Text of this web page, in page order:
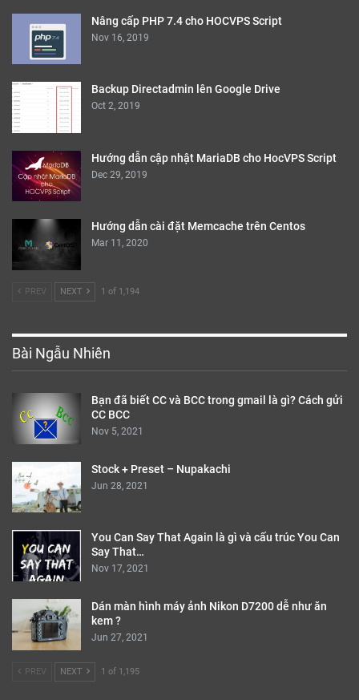
Nâng cấp PHP 7.4 cho HOCVPS Script
Nov 16, 2019
Backup Directadmin lên Google Drive
Oct 2, 2019
Hướng dẫn cập nhật MariaDB cho HocVPS Script
Dec 29, 2019
Hướng dẫn cài đặt Memcache trên Centos
Mar 11, 2020
PREV NEXT 1 of 1,194
Bài Ngẫu Nhiên
Bạn đã biết CC và BCC trong gmail là gì? Cách gửi
CC BCC
Nov 5, 2021
Stock + Preset – Nupakachi
Jun 28, 2021
You Can Say That Again là gì và cấu trúc You Can
Say That…
Nov 17, 2021
Dán màn hình máy ảnh Nikon D7200 dễ như ăn
kem ?
Jun 27, 2021
PREV NEXT 1 of 1,195